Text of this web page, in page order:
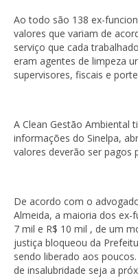
Ao todo são 138 ex-
valores que variam de
serviço que cada
eram agentes de limpeza
supervisores, fiscais e
A Clean Gestão Ambiental
informações do Sinelpa,
valores deverão ser pagos
De acordo com o
Almeida, a maioria dos ex-
7 mil e R$ 10 mil , de um
justiça bloqueou da
sendo liberado aos
de insalubridade seja a